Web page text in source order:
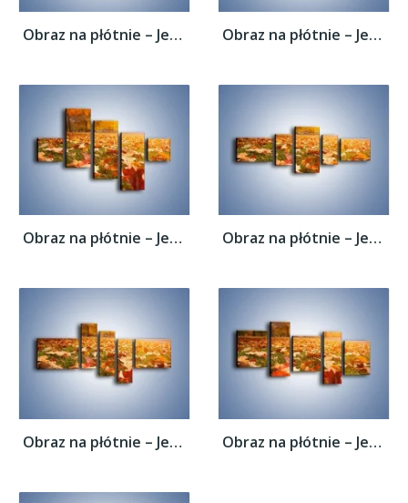
Obraz na płótnie – Jesień na trawie –... Obraz na płótnie – Jesień na trawie –...
Obraz na płótnie – Jesień na trawie –... Obraz na płótnie – Jesień na trawie –...
Obraz na płótnie – Jesień na trawie –... Obraz na płótnie – Jesień na trawie –...